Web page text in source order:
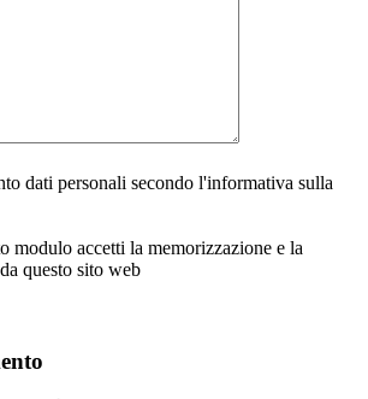
dati personali secondo l'informativa sulla
modulo accetti la memorizzazione e la
questo sito web